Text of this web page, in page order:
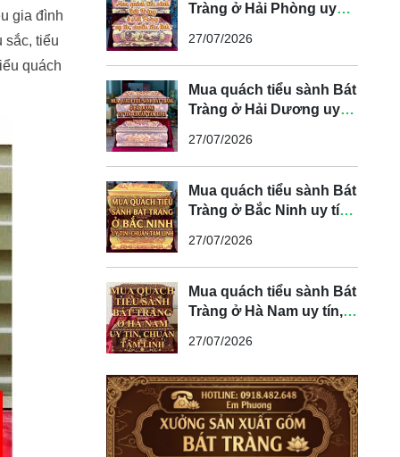
gia đình
sắc, tiểu
quách
Tràng ở Hải Phòng uy
27/07/2026
Mua quách tiểu sành Bát
Tràng ở Hải Dương uy
27/07/2026
Mua quách tiểu sành Bát
Tràng ở Bắc Ninh uy tín,
27/07/2026
Mua quách tiểu sành Bát
Tràng ở Hà Nam uy tín,
27/07/2026